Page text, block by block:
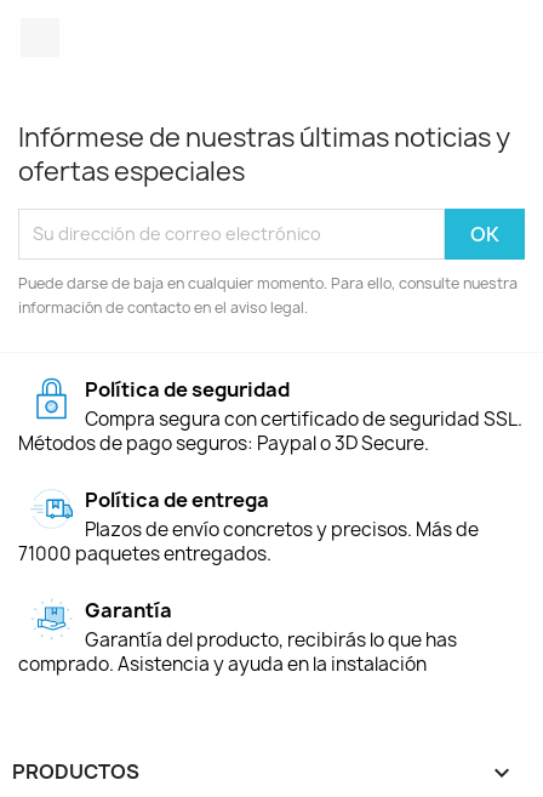
Infórmese de nuestras últimas noticias y
ofertas especiales
Puede darse de baja en cualquier momento. Para ello, consulte nuestra
información de contacto en el aviso legal.
Política de seguridad
Compra segura con certificado de seguridad SSL.
Métodos de pago seguros: Paypal o 3D Secure.
Política de entrega
Plazos de envío concretos y precisos. Más de
71000 paquetes entregados.
Garantía
Garantía del producto, recibirás lo que has
comprado. Asistencia y ayuda en la instalación
PRODUCTOS 